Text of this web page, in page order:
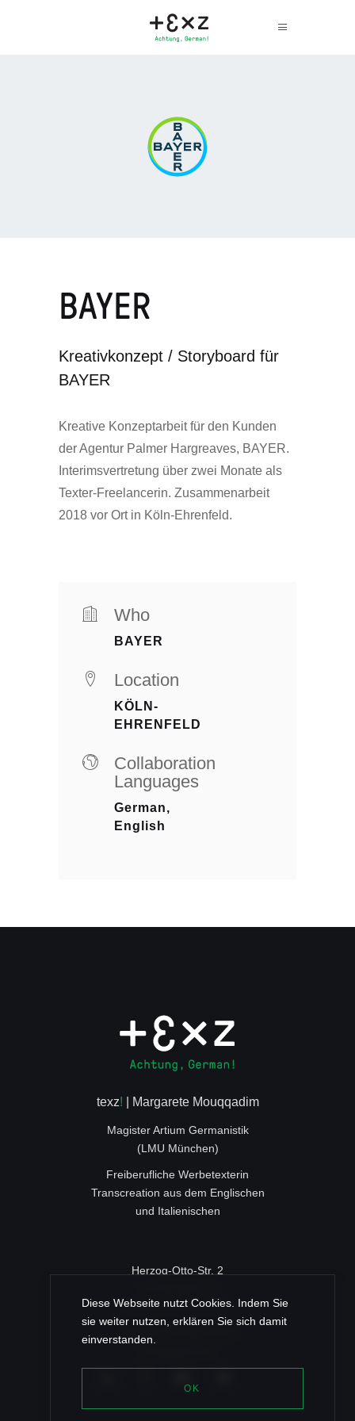
BAYER
Kreativkonzept / Storyboard für
BAYER
Kreative Konzeptarbeit für den Kunden
der Agentur Palmer Hargreaves, BAYER.
Interimsvertretung über zwei Monate als
Texter-Freelancerin. Zusammenarbeit
2018 vor Ort in Köln-Ehrenfeld.
Who
BAYER
Location
KÖLN-
EHRENFELD
Collaboration
Languages
German,
English
texz! | Margarete Mouqqadim
Magister Artium Germanistik
(LMU München)
Freiberufliche Werbetexterin
Transcreation aus dem Englischen
und Italienischen
Herzog-Otto-Str. 2
83022 Rosenheim
+49 (0) 80 31/46 35 96
Diese Webseite nutzt Cookies. Indem Sie
sie weiter nutzen, erklären Sie sich damit
einverstanden.
OK